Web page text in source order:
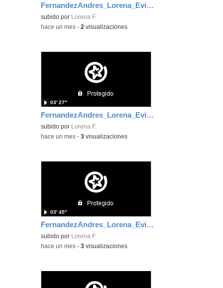
FernandezAndres_Lorena_EvidenciaArea4
subido por Lorena F.
-hace un mes -2 visualizaciones
FernandezAndres_Lorena_EvidenciaArea_3
subido por Lorena F.
03′ 27″
-hace un mes -3 visualizaciones
FernandezAndres_Lorena_EvidenciaArea_6
subido por Lorena F.
03′ 45″
-hace un mes -3 visualizaciones